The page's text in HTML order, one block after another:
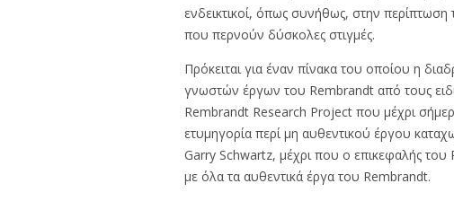
ενδεικτικοί, όπως συνήθως, στην
που περνούν δύσκολες στιγμές.
Πρόκειται για έναν πίνακα του οποίου η
γνωστών έργων του Rembrandt από τους
Rembrandt Research Project που μέχρι
ετυμηγορία περί μη αυθεντικού έργου
Garry Schwartz, μέχρι που ο επικεφαλής
με όλα τα αυθεντικά έργα του Rembrandt.